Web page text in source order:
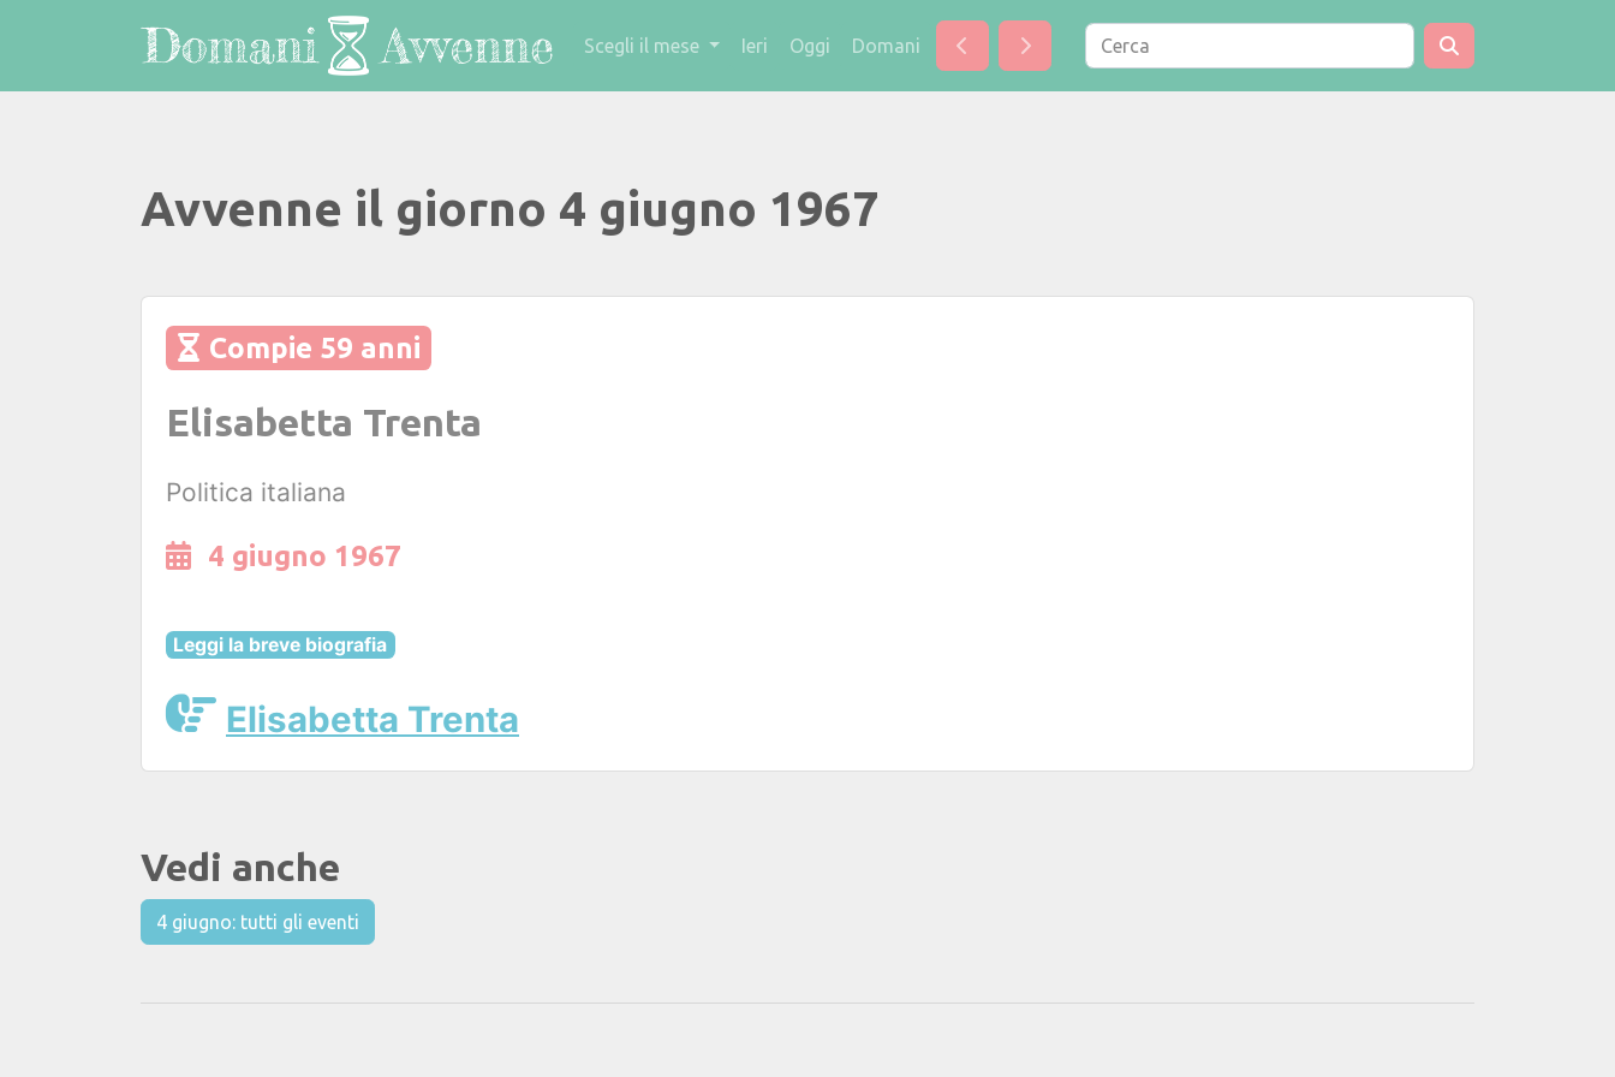
Scegli il mese Ieri Oggi Domani
Avvenne il giorno 4 giugno 1967
Compie 59 anni
Elisabetta Trenta
Politica italiana
4 giugno 1967
Leggi la breve biografia
Elisabetta Trenta
Vedi anche
4 giugno: tutti gli eventi